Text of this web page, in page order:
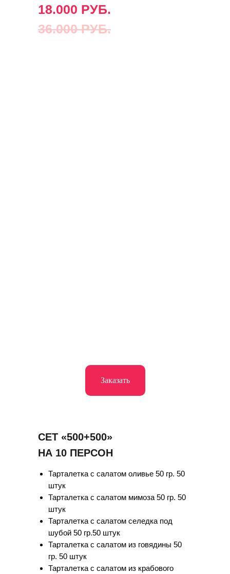
18.000 РУБ.
36.000 РУБ.
Заказать
СЕТ «500+500»
НА 10 ПЕРСОН
Тарталетка с салатом оливье 50 гр. 50
штук
Тарталетка с салатом мимоза 50 гр. 50
штук
Тарталетка с салатом селедка под
шубой 50 гр.50 штук
Тарталетка с салатом из говядины 50
гр. 50 штук
Тарталетка с салатом из крабового